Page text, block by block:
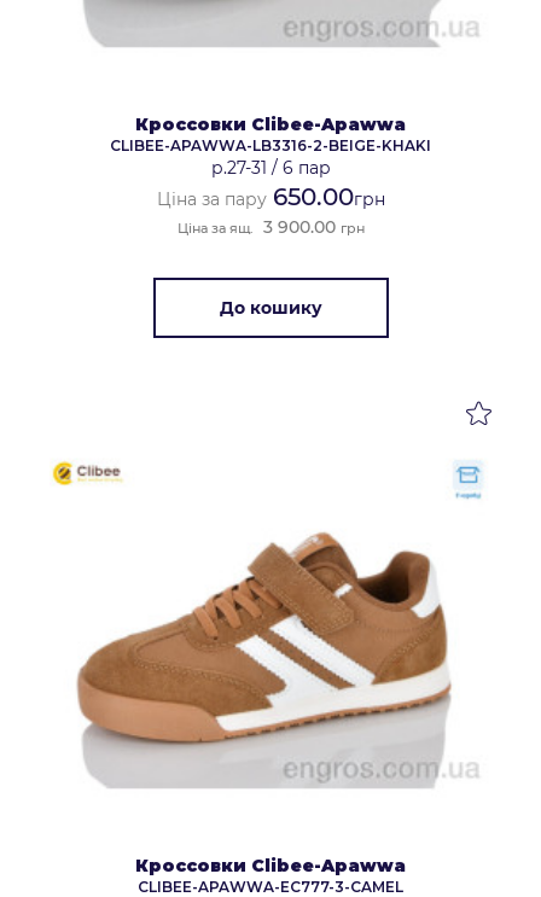
Кроссовки Clibee-Apawwa
CLIBEE-APAWWA-LB3316-2-BEIGE-KHAKI
р.27-31 / 6 пар
Ціна за пару650.00грн
Ціна за ящ. 3 900.00 грн
До кошику
Кроссовки Clibee-Apawwa
CLIBEE-APAWWA-EC777-3-CAMEL